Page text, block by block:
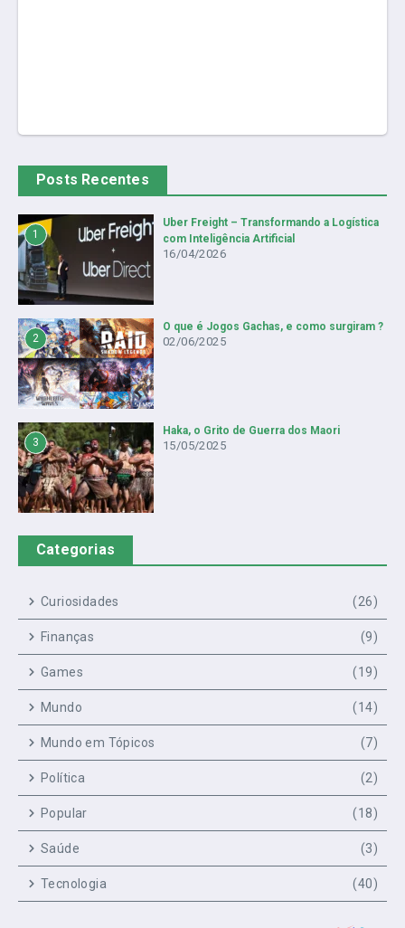
Posts Recentes
1
Uber Freight – Transformando a Logística
com Inteligência Artificial
16/04/2026
2
O que é Jogos Gachas, e como surgiram ?
02/06/2025
3
Haka, o Grito de Guerra dos Maori
15/05/2025
Categorias
Curiosidades (26)
Finanças (9)
Games (19)
Mundo (14)
Mundo em Tópicos (7)
Política (2)
Popular (18)
Saúde (3)
Tecnologia (40)